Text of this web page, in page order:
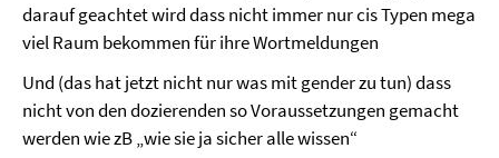
darauf geachtet wird dass nicht immer nur cis Typen mega
viel Raum bekommen für ihre Wortmeldungen
Und (das hat jetzt nicht nur was mit gender zu tun) dass
nicht von den dozierenden so Voraussetzungen gemacht
werden wie zB „wie sie ja sicher alle wissen“